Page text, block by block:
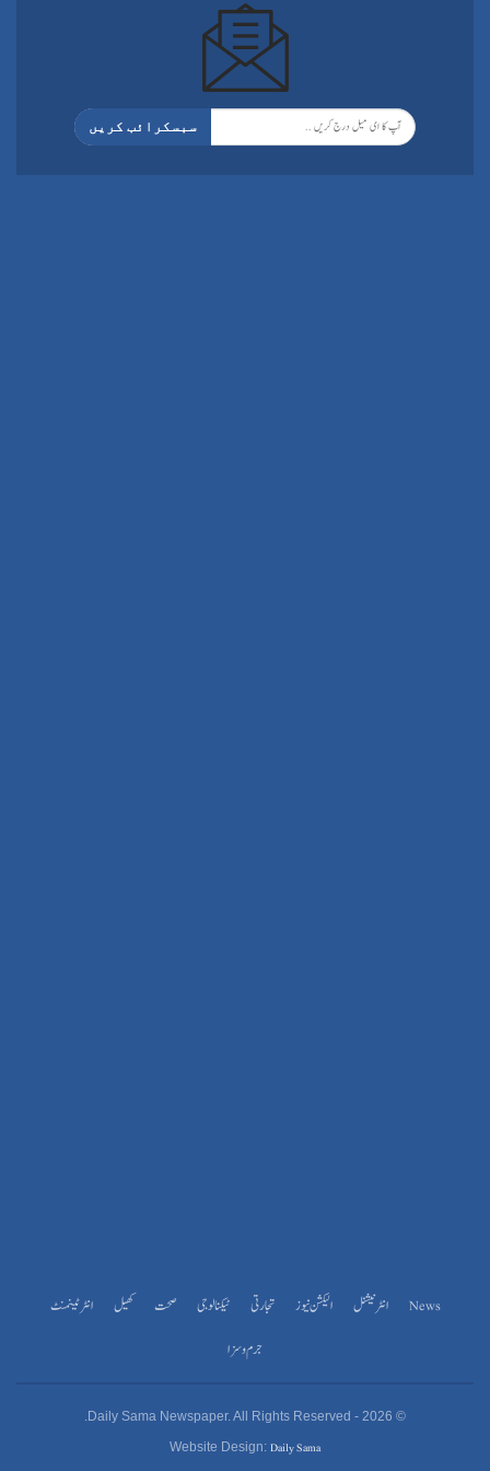
سبسکرائب کریں
News انٹرنیشنل الیکشن نیوز تجارتی ٹیکنالوجی صحت کھیل
انٹرٹینمنٹ
جرم و سزا
© 2026 - Daily Sama Newspaper. All Rights Reserved.
Website Design: Daily Sama